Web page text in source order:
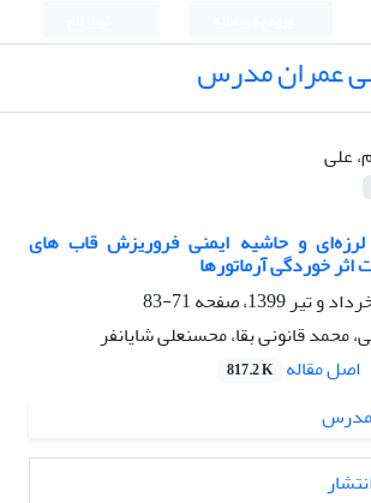
عمران مدرس
علی
لرزه‌ای و حاشیه ایمنی فروریزش قاب های
خوردگی آرماتورها
71-83
محمد قانونی بقا، محسنعلی شایانفر
اصل مقاله 817.2 K